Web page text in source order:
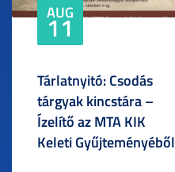
AUG
11
Tárlatnyitó: Csodás
tárgyak kincstára –
Ízelítő az MTA KIK
Keleti Gyűjteményéből